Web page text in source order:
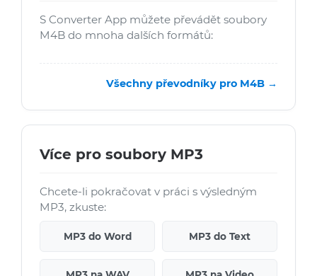
S Converter App můžete převádět soubory
M4B do mnoha dalších formátů:
Všechny převodníky pro M4B →
Více pro soubory MP3
Chcete-li pokračovat v práci s výsledným
MP3, zkuste:
MP3 do Word MP3 do Text